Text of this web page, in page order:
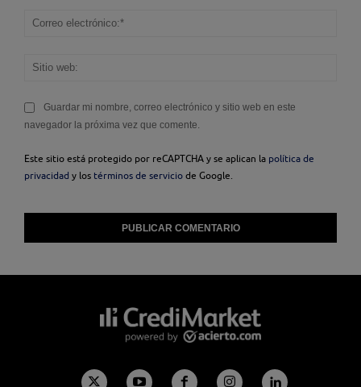
Guardar mi nombre, correo electrónico y sitio web en este
navegador la próxima vez que comente.
Este sitio está protegido por reCAPTCHA y se aplican la política de
privacidad y los términos de servicio de Google.